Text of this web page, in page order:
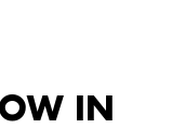
IN